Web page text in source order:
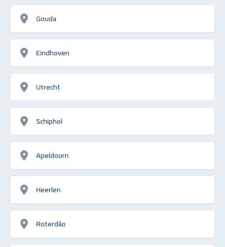
Gouda
Eindhoven
Utrecht
Schiphol
Apeldoorn
Heerlen
Roterdão